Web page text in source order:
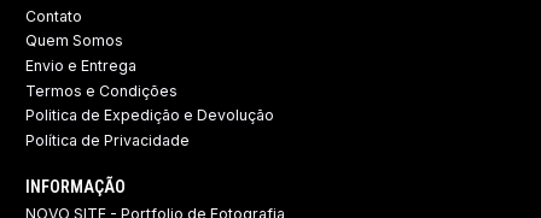
Contato
Quem Somos
Envio e Entrega
Termos e Condições
Politica de Expedição e Devolução ​
Política de Privacidade
INFORMAÇÃO
NOVO SITE - Portfolio de Fotografia